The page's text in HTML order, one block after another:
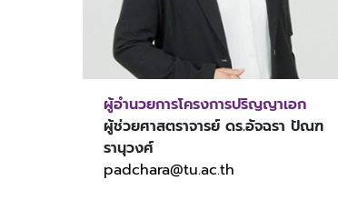
ผู้อำนวยการโครงการปริญญาเอก
ผู้ช่วยศาสตราจารย์ ดร.อัจฉรา ปัณฑ
รานุวงศ์
padchara@tu.ac.th